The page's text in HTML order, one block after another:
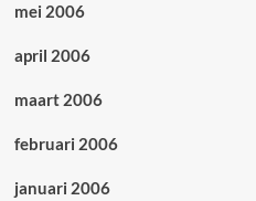
mei 2006
april 2006
maart 2006
februari 2006
januari 2006